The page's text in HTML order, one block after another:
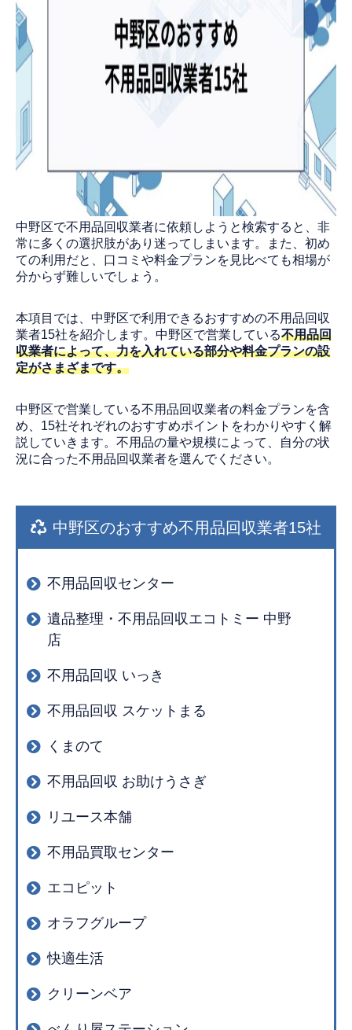
中野区で不用品回収業者に依頼しようと検索すると、非
常に多くの選択肢があり迷ってしまいます。また、初め
ての利用だと、口コミや料金プランを見比べても相場が
分からず難しいでしょう。
本項目では、中野区で利用できるおすすめの不用品回収
業者15社を紹介します。中野区で営業している不用品回
収業者によって、力を入れている部分や料金プランの設
定がさまざまです。
中野区で営業している不用品回収業者の料金プランを含
め、15社それぞれのおすすめポイントをわかりやすく解
説していきます。不用品の量や規模によって、自分の状
況に合った不用品回収業者を選んでください。
中野区のおすすめ不用品回収業者15社
不用品回収センター
遺品整理・不用品回収エコトミー 中野
店
不用品回収 いっき
不用品回収 スケットまる
くまのて
不用品回収 お助けうさぎ
リユース本舗
不用品買取センター
エコピット
オラフグループ
快適生活
クリーンベア